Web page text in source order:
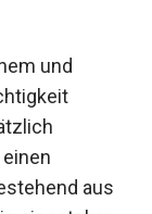
und
einen
aus
einsetzbar